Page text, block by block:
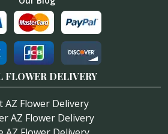
FLOWER DELIVERY
AZ Flower Delivery
AZ Flower Delivery